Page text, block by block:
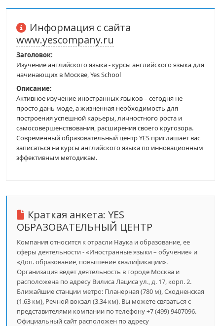
Информация с сайта
www.yescompany.ru
Заголовок:
Изучение английского языка - курсы английского языка для
начинающих в Москве, Yes School
Описание:
Активное изучение иностранных языков – сегодня не
просто дань моде, а жизненная необходимость для
построения успешной карьеры, личностного роста и
самосовершенствования, расширения своего кругозора.
Современный образовательный центр YES приглашает вас
записаться на курсы английского языка по инновационным
эффективным методикам.
Краткая анкета: YES
ОБРАЗОВАТЕЛЬНЫЙ ЦЕНТР
Компания относится к отрасли Наука и образование, ее
сферы деятельности - «Иностранные языки – обучение» и
«Доп. образование, повышение квалификации».
Организация ведет деятельность в городе Москва и
расположена по адресу Вилиса Лациса ул., д. 17, корп. 2.
Ближайшие станции метро: Планерная (780 м), Сходненская
(1.63 км), Речной вокзал (3.34 км). Вы можете связаться с
представителями компании по телефону +7 (499) 9407096.
Официальный сайт расположен по адресу